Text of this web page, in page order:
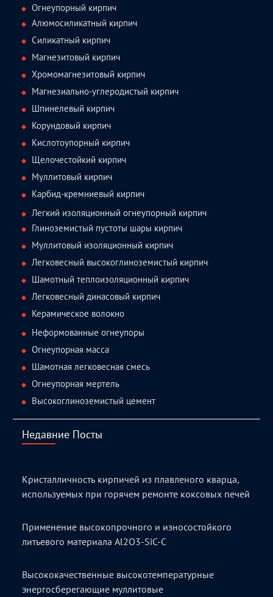
Огнеупорный кирпич
Алюмосиликатный кирпич
Силикатный кирпич
Магнезитовый кирпич
Хромомагнезитовый кирпич
Магнезиально-углеродистый кирпич
Шпинелевый кирпич
Корундовый кирпич
Кислотоупорный кирпич
Щелочестойкий кирпич
Муллитовый кирпич
Карбид-кремниевый кирпич
Легкий изоляционный огнеупорный кирпич
Глиноземистый пустоты шары кирпич
Муллитовый изоляционный кирпич
Легковесный высокоглиноземистый кирпич
Шамотный теплоизоляционный кирпич
Легковесный динасовый кирпич
Керамическое волокно
Неформованные огнеупоры
Огнеупорная масса
Шамотная легковесная смесь
Огнеупорная мертель
Высокоглиноземистый цемент
Недавние Посты
Кристалличность кирпичей из плавленого кварца,
используемых при горячем ремонте коксовых печей
Применение высокопрочного и износостойкого
литьевого материала Al2O3-SiC-C
Высококачественные высокотемпературные
энергосберегающие муллитовые